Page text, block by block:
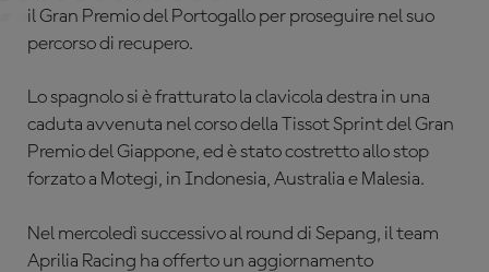
il Gran Premio del Portogallo per proseguire nel suo
percorso di recupero.
Lo spagnolo si è fratturato la clavicola destra in una
caduta avvenuta nel corso della Tissot Sprint del Gran
Premio del Giappone, ed è stato costretto allo stop
forzato a Motegi, in Indonesia, Australia e Malesia.
Nel mercoledì successivo al round di Sepang, il team
Aprilia Racing ha offerto un aggiornamento